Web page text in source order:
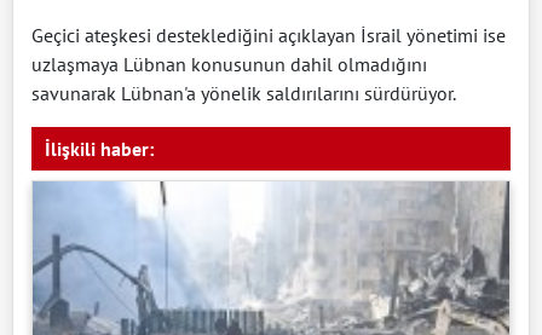
Geçici ateşkesi desteklediğini açıklayan İsrail yönetimi ise
uzlaşmaya Lübnan konusunun dahil olmadığını
savunarak Lübnan'a yönelik saldırılarını sürdürüyor.
İlişkili haber: